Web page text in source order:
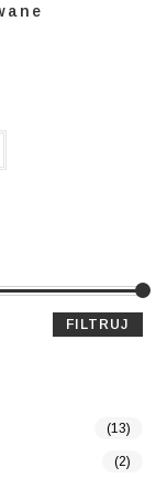
FILTRUJ
(13)
(2)